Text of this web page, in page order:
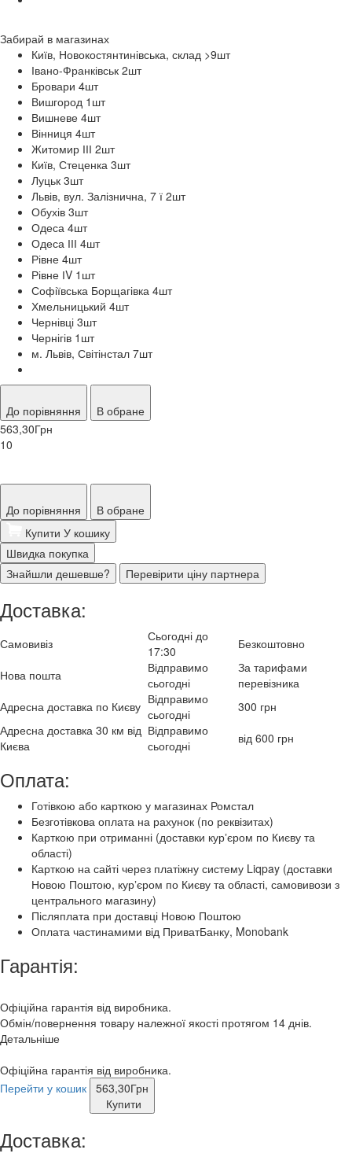
Забирай в магазинах
Київ, Новокостянтинівська, склад >9шт
Івано-Франківськ 2шт
Бровари 4шт
Вишгород 1 шт
Вишневе 4шт
Вінниця 4шт
Житомир ІІІ 2шт
Київ, Стеценка 3шт
Луцьк 3шт
Львів, вул. Залізнична, 7 ї 2шт
Обухів 3шт
Одеса 4шт
Одеса ІІІ 4шт
Рівне 4шт
Рівне ІV 1 шт
Софіївська Борщагівка 4шт
Хмельницький 4шт
Чернівці 3шт
Чернігів 1 шт
м. Львів, Світінстал 7шт
До порівняння
В обране
563,30Грн
10
До порівняння
В обране
Купити У кошику
Швидка покупка
Знайшли дешевше?
Перевірити ціну партнера
Доставка:
Самовивіз
Сьогодні до
17:30
Безкоштовно
Нова пошта
Відправимо
сьогодні
За тарифами
перевізника
Адресна доставка по Києву Відправимо
сьогодні
300 грн
Адресна доставка 30 км від
Києва
Відправимо
сьогодні
від 600 грн
Оплата:
Готівкою або карткою у магазинах Ромстал
Безготівкова оплата на рахунок (по реквізитах)
Карткою при отриманні (доставки курʼєром по Києву та
області)
Карткою на сайті через платіжну систему Liqpay (доставки
Новою Поштою, курʼєром по Києву та області, самовивози з
центрального магазину)
Післяплата при доставці Новою Поштою
Оплата частинамими від ПриватБанку, Monobank
Гарантія:
Офіційна гарантія від виробника.
Обмін/повернення товару належної якості протягом 14 днів.
Детальніше
Офіційна гарантія від виробника.
Перейти у кошик 563,30Грн
Купити
Доставка: